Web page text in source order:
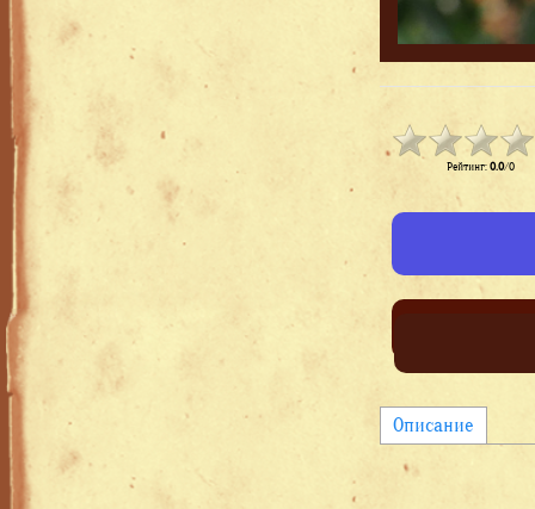
Рейтинг:0.0/0
Описание